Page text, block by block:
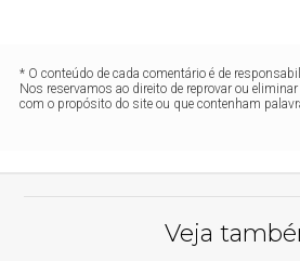
* O conteúdo de cada comentário é de
Nos reservamos ao direito de reprovar ou
com o propósito do site ou que contenham
Veja